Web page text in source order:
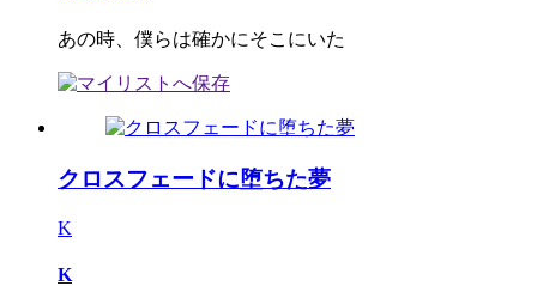
あの時、僕らは確かにそこにいた
クロスフェードに堕ちた夢
K
K